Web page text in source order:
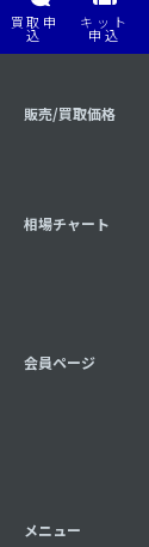
買取申
込
キット
申込
購入/買取の流れ
販売/買取価格
相場チャート
会員ページ
メニュー